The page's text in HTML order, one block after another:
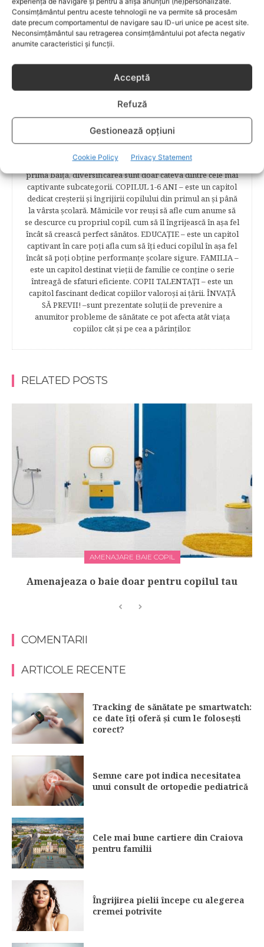
Consimțământul pentru aceste tehnologii ne va permite să procesăm
date precum comportamentul de navigare sau ID-uri unice pe acest site.
Neconsimțământul sau retragerea consimțământului pot afecta negativ
anumite caracteristici și funcții.
Acceptă
Refuză
Gestionează opțiuni
Cookie Policy Privacy Statement
fi puşi în temă cu ultimele tendinţe în materie de frumuseţe,
diete şi modă parcurgând atent şi rubricile permanente
începând cu: Rubrici: PĂRINŢI CELEBRI – Cele mai
cunoscute personalităţi mondene vor fi alături de tine
destinat celor 9 luni de viaţă intrauterină. Vor fi prezentate
informaţii referitoare la simptomatologia primelor zile de
sarcină, evoluţia fătului pe parcursul celor nouă luni,
analize necesare, alimentaţie, sănătate, pregătire pentru
naştere. Tot aici puteti găsi informaţii preţioase dedicate
naşterii şi recuperării postpartum. BEBELUŞUL ÎN PRIMUL
Alăptarea, scorul Apgar, îngrijirea bontului ombilical,
prima băiţă, diversificarea sunt doar câteva dintre cele mai
captivante subcategorii. COPILUL 1-6 ANI – este un capitol
dedicat creşterii şi îngrijirii copilului din primul an şi până
la vârsta şcolară. Mămicile vor reuşi să afle cum anume să
se descurce cu propriul copil, cum să îl îngrijească în aşa fel
încât să crească perfect sănătos. EDUCAŢIE – este un capitol
captivant în care poţi afla cum să îţi educi copilul în aşa fel
încât să poţi obţine performanţe şcolare sigure. FAMILIA –
este un capitol destinat vieţii de familie ce conţine o serie
întreagă de sfaturi eficiente. COPII TALENTAŢI – este un
capitol fascinant dedicat copiilor valoroși ai țării. ÎNVAŢĂ
SĂ PREVII! –sunt prezentate soluţii de prevenire a
anumitor probleme de sănătate ce pot afecta atât viaţa
copiilor, cât şi pe cea a părinţilor.
RELATED POSTS
AMENAJARE BAIE COPIL
Amenajeaza o baie doar pentru copilul tau
COMENTARII
ARTICOLE RECENTE
Tracking de sănătate pe smartwatch:
ce date îți oferă și cum le folosești
corect?
Semne care pot indica necesitatea
unui consult de ortopedie pediatrică
Cele mai bune cartiere din Craiova
pentru familii
Îngrijirea pielii începe cu alegerea
cremei potrivite